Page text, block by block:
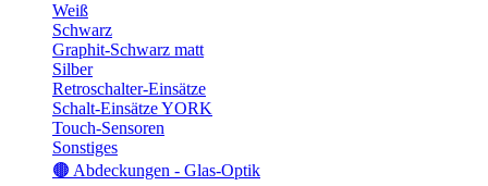
Weiß
Schwarz
Graphit-Schwarz matt
Silber
Retroschalter-Einsätze
Schalt-Einsätze YORK
Touch-Sensoren
Sonstiges
🟤 Abdeckungen - Glas-Optik